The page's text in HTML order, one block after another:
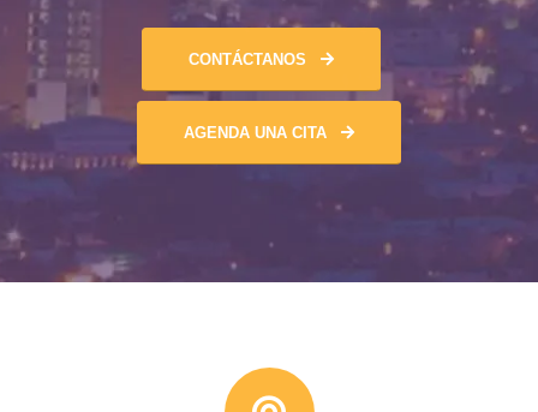
CONTÁCTANOS
AGENDA UNA CITA